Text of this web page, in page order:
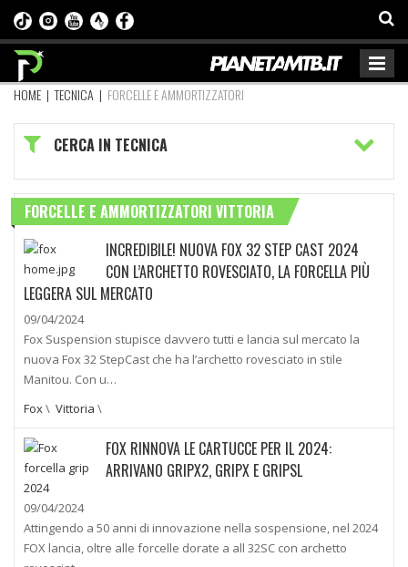
HOME |TECNICA | FORCELLE E AMMORTIZZATORI
CERCA IN TECNICA
FORCELLE E AMMORTIZZATORI VITTORIA
INCREDIBILE! NUOVA FOX 32 STEP CAST 2024
CON L’ARCHETTO ROVESCIATO, LA FORCELLA PIÙ
LEGGERA SUL MERCATO
09/04/2024
Fox Suspension stupisce davvero tutti e lancia sul mercato la
nuova Fox 32 StepCast che ha l’archetto rovesciato in stile
Manitou. Con u…
Fox\ Vittoria \
FOX RINNOVA LE CARTUCCE PER IL 2024:
ARRIVANO GRIPX2, GRIPX E GRIPSL
09/04/2024
Attingendo a 50 anni di innovazione nella sospensione, nel 2024
FOX lancia, oltre alle forcelle dorate a all 32SC con archetto